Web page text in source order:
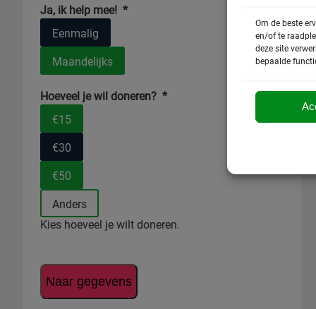
Om de beste
en/of te
deze site
bepaalde
Ja, ik help mee! *
Eenmalig
Maandelijks
Hoeveel je wil doneren? *
€15
€30
€50
Anders
Kies hoeveel je wilt doneren.
Naar gegevens